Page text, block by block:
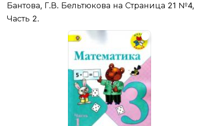
Бантова, Г.В. Бельтюкова на Страница 21 №4,
Часть 2.